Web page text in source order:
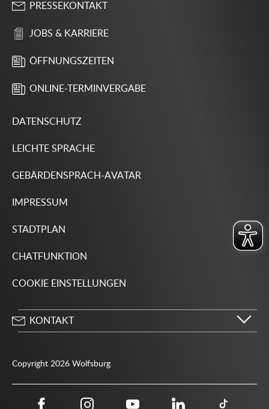
PRESSEKONTAKT
JOBS & KARRIERE
ÖFFNUNGSZEITEN
ONLINE-TERMINVERGABE
DATENSCHUTZ
LEICHTE SPRACHE
GEBÄRDENSPRACH-AVATAR
IMPRESSUM
STADTPLAN
CHATFUNKTION
COOKIE EINSTELLUNGEN
KONTAKT
Copyright 2026 Wolfsburg